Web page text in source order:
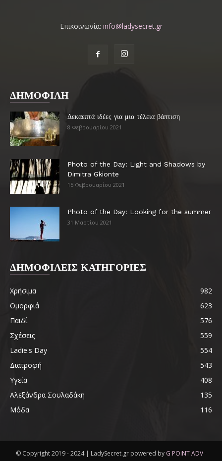
Επικοινωνία: info@ladysecret.gr
ΔΗΜΟΦΙΛΗ
Δεκαεπτά ιδέες για μια τέλεια βάπτιση
8 Φεβρουαρίου 2021
Photo of the Day: Light and Shadows by
Dimitra Gkionte
15 Φεβρουαρίου 2021
Photo of the Day: Looking for the summer
31 Μαρτίου 2021
ΔΗΜΟΦΙΛΕΙΣ ΚΑΤΗΓΟΡΙΕΣ
Χρήσιμα
982
Ομορφιά
623
Παιδί
576
Σχέσεις
559
Ladie's Day
554
Διατροφή
543
Υγεία
408
Αλεξάνδρα Σουλαδάκη
135
Μόδα
116
© Copyright 2019 - 2024 | LadySecret.gr powered by G POiNT ADV